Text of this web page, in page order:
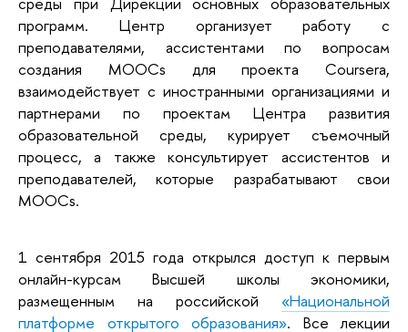
программ. Центр организует работу с
преподавателями, ассистентами по вопросам
создания MOOCs для проекта Coursera,
взаимодействует с иностранными организациями и
партнерами по проектам Центра развития
образовательной среды, курирует съемочный
процесс, а также консультирует ассистентов и
преподавателей, которые разрабатывают свои
MOOCs.
1 сентября 2015 года открылся доступ к первым
онлайн-курсам Высшей школы экономики,
размещенным на российской «Национальной
платформе открытого образования». Все лекции